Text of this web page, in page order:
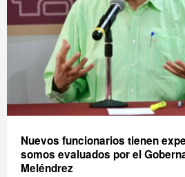
Nuevos funcionarios tienen
somos evaluados por el
Meléndrez